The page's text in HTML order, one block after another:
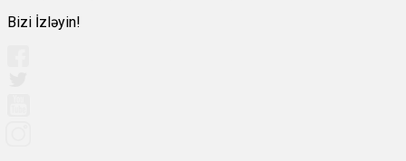
Bizi İzləyin!